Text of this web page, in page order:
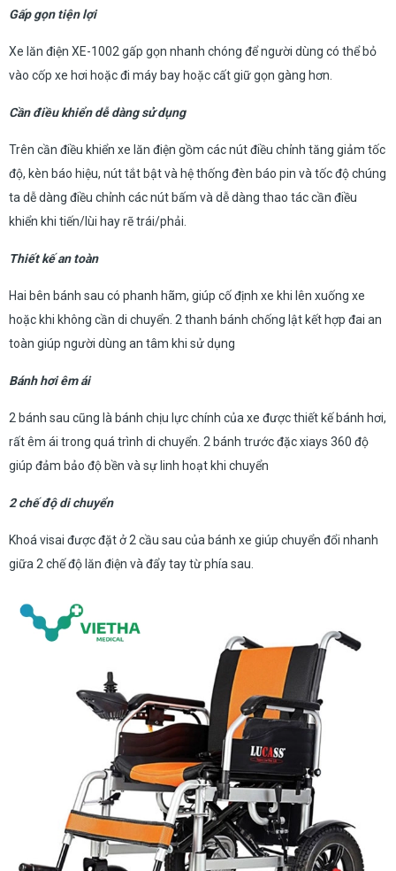
Gấp gọn tiện lợi
Xe lăn điện XE-1002 gấp gọn nhanh chóng để người dùng có thể bỏ
vào cốp xe hơi hoặc đi máy bay hoặc cất giữ gọn gàng hơn.
Cần điều khiển dễ dàng sử dụng
Trên cần điều khiển xe lăn điện gồm các nút điều chỉnh tăng giảm tốc
độ, kèn báo hiệu, nút tắt bật và hệ thống đèn báo pin và tốc độ chúng
ta dễ dàng điều chỉnh các nút bấm và dễ dàng thao tác cần điều
khiển khi tiến/lùi hay rẽ trái/phải.
Thiết kế an toàn
Hai bên bánh sau có phanh hãm, giúp cố định xe khi lên xuống xe
hoặc khi không cần di chuyển. 2 thanh bánh chống lật kết hợp đai an
toàn giúp người dùng an tâm khi sử dụng
Bánh hơi êm ái
2 bánh sau cũng là bánh chịu lực chính của xe được thiết kế bánh hơi,
rất êm ái trong quá trình di chuyển. 2 bánh trước đặc xiays 360 độ
giúp đảm bảo độ bền và sự linh hoạt khi chuyển
2 chế độ di chuyển
Khoá visai được đặt ở 2 cầu sau của bánh xe giúp chuyển đổi nhanh
giữa 2 chế độ lăn điện và đẩy tay từ phía sau.